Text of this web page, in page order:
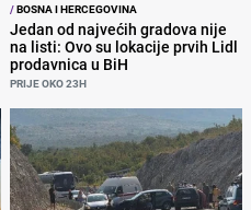
/BOSNA I HERCEGOVINA
Jedan od najvećih gradova nije
na listi: Ovo su lokacije prvih Lidl
prodavnica u BiH
PRIJE OKO 23H